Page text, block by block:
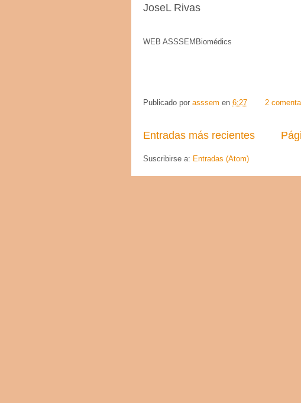
JoseL Rivas
WEB ASSSEMBiomédics
Publicado por asssem en 6:27 2
Entradas más recientes
Suscribirse a: Entradas (Atom)